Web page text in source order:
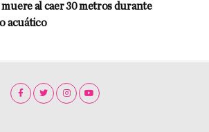
al caer 30 metros durante
acuático